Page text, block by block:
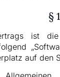
§
ist
auf den